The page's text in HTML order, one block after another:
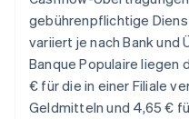
gebührenpflichtige
variiert je nach Bank und
Banque Populaire liegen
€ für die in einer Filiale
Geldmitteln und 4,65 €